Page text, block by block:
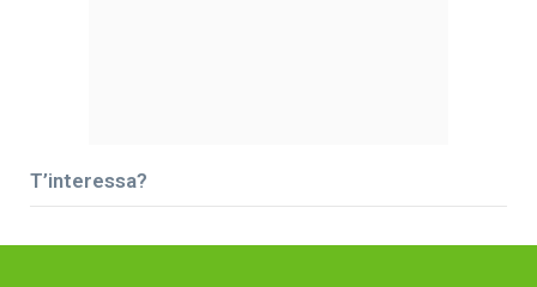
T’interessa?